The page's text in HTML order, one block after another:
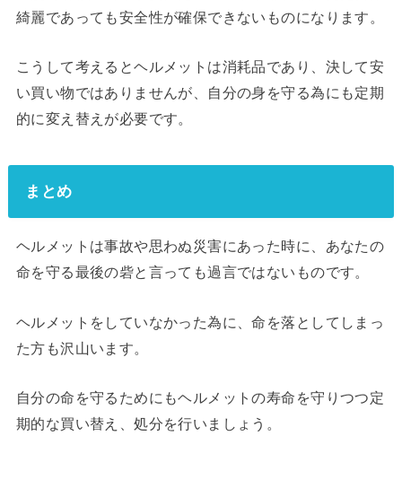
綺麗であっても安全性が確保できないものになります。
こうして考えるとヘルメットは消耗品であり、決して安
い買い物ではありませんが、自分の身を守る為にも定期
的に変え替えが必要です。
まとめ
ヘルメットは事故や思わぬ災害にあった時に、あなたの
命を守る最後の砦と言っても過言ではないものです。
ヘルメットをしていなかった為に、命を落としてしまっ
た方も沢山います。
自分の命を守るためにもヘルメットの寿命を守りつつ定
期的な買い替え、処分を行いましょう。